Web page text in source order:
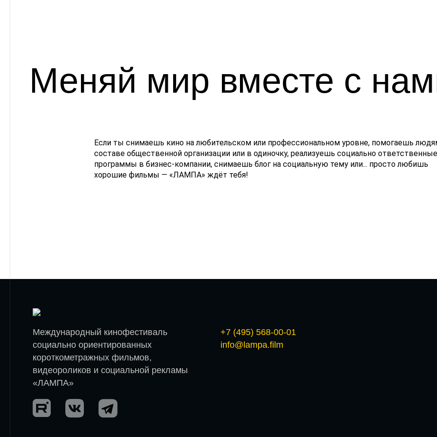
Меняй мир вместе с
Если ты снимаешь кино на любительском или профессиональном уровне, помогаешь
составе общественной организации или в одиночку, реализуешь социально ответственные
программы в бизнес-компании, снимаешь блог на социальную тему или... просто любишь
хорошие фильмы — «ЛАМПА» ждёт тебя!
Международный кинофестиваль
социально ориентированных
короткометражных фильмов,
видеороликов и социальной рекламы
«ЛАМПА»
+7 (495) 568-00-01
info@lampa.film